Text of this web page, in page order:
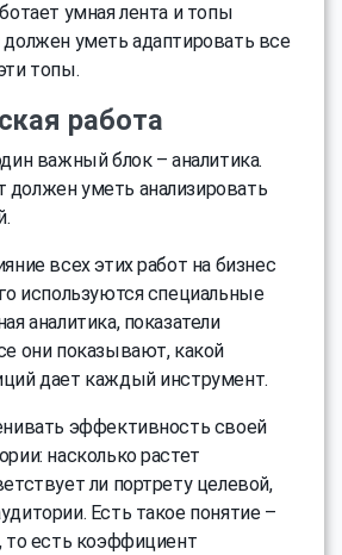
умная лента и топы
уметь адаптировать все
топы.
работа
важный блок – аналитика.
должен уметь анализировать
всех этих работ на бизнес
используются специальные
аналитика, показатели
они показывают, какой
дает каждый инструмент.
эффективность своей
насколько растет
ли портрету целевой,
Есть такое понятие –
то есть коэффициент